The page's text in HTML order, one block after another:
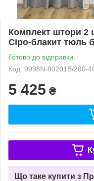
Комплект штори 2
Сіро-блакит тюль
Готово до відправки
Код: 9998N-80201B/280-
5 425 ₴
Що таке купити з